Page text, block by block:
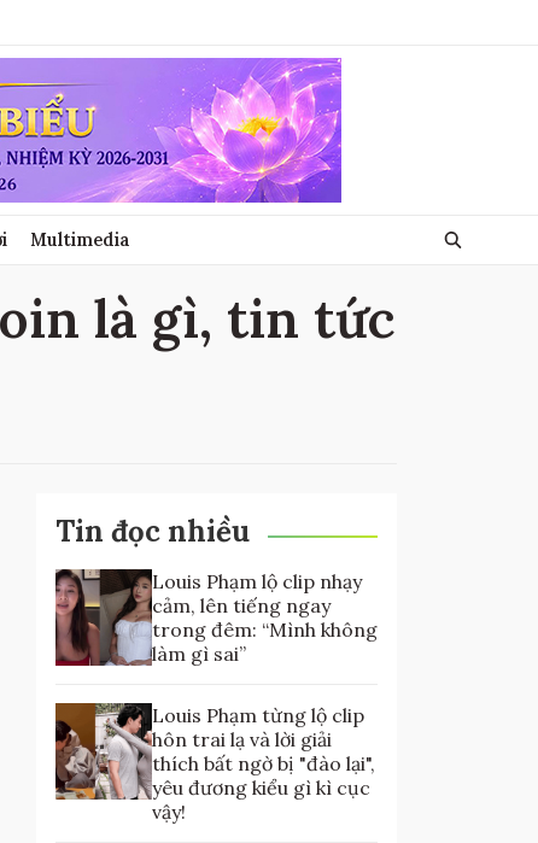
Multimedia
là gì, tin tức
Tin đọc nhiều
Louis Phạm lộ clip nhạy
cảm, lên tiếng ngay
trong đêm: “Mình không
làm gì sai”
Louis Phạm từng lộ clip
hôn trai lạ và lời giải
thích bất ngờ bị "đào lại",
yêu đương kiểu gì kì cục
vậy!